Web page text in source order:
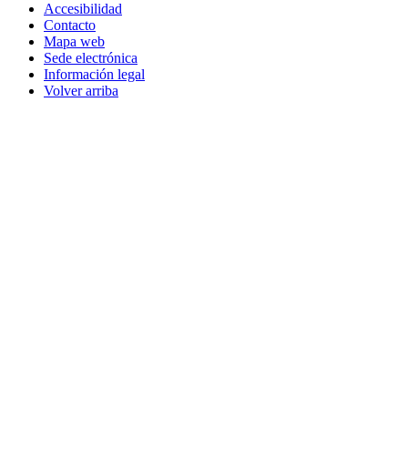
Accesibilidad
Contacto
Mapa web
Sede electrónica
Información legal
Volver arriba